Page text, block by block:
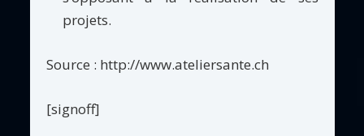
projets.
Source : http://www.ateliersante.ch
[signoff]